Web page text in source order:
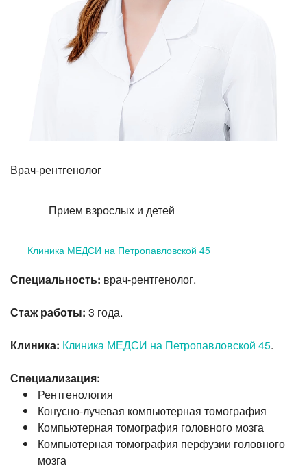
Лазерная коррекция зрения
Врач-рентгенолог
Прием взрослых и детей
Клиника МЕДСИ на Петропавловской 45
Специальность: врач-рентгенолог.
Стаж работы: 3 года.
Клиника: Клиника МЕДСИ на Петропавловской 45.
Специализация:
Рентгенология
Конусно-лучевая компьютерная томография
Компьютерная томография головного мозга
Компьютерная томография перфузии головного
мозга